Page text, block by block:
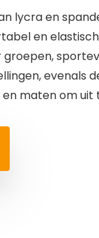
lycra en
en
evenals
maten om uit